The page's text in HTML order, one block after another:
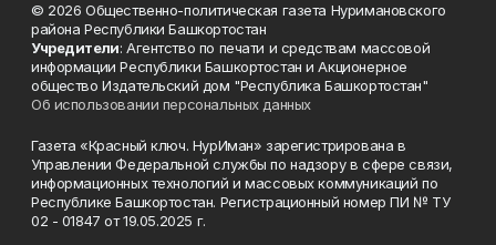
© 2026 Общественно-политическая газета Нуримановского
района Республики Башкортостан
Учредители: Агентство по печати и средствам массовой
информации Республики Башкортостан и Акционерное
общество Издательский дом "Республика Башкортостан"
Об использовании персональных данных
Газета «Красный ключ. НурИман» зарегистрирована в
Управлении Федеральной службы по надзору в сфере связи,
информационных технологий и массовых коммуникаций по
Республике Башкортостан. Регистрационный номер ПИ № ТУ
02 - 01847 от 19.05.2025 г.